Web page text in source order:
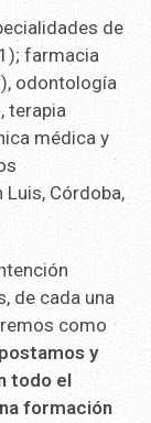
de
farmacia
odontología
terapia
médica y
Córdoba,
de cada una
como
y
todo el
formación